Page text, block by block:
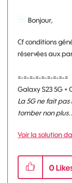
Bonjour,
Cf conditions
réservées aux
=-=-=-=-=-=-=-=-=
Galaxy S23 5G +
La 5G ne fait pas
tomber non
Voir la solution
0